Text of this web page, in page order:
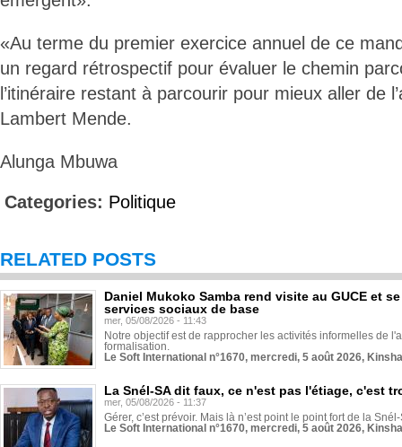
«Au terme du premier exercice annuel de ce
un regard rétrospectif pour évaluer le chemin
l’itinéraire restant à parcourir pour mieux aller de
Lambert Mende.
Alunga Mbuwa
Categories: Politique
RELATED POSTS
Daniel Mukoko Samba rend visite au GUCE et
services sociaux de base
mer, 05/08/2026 - 11:43
Notre objectif est de rapprocher les activités informelles de
formalisation.
Le Soft International n°1670, mercredi, 5 août 2026,
La Snél-SA dit faux, ce n'est pas l'étiage, c'est
mer, 05/08/2026 - 11:37
Gérer, c’est prévoir. Mais là n’est point le point fort de la
Le Soft International n°1670, mercredi, 5 août 2026,